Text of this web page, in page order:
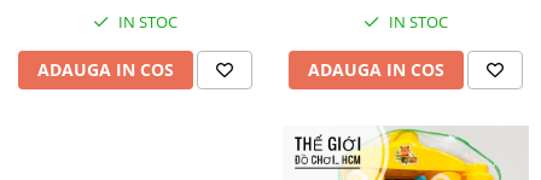
IN STOC
ADAUGA IN COS
IN STOC
ADAUGA IN COS